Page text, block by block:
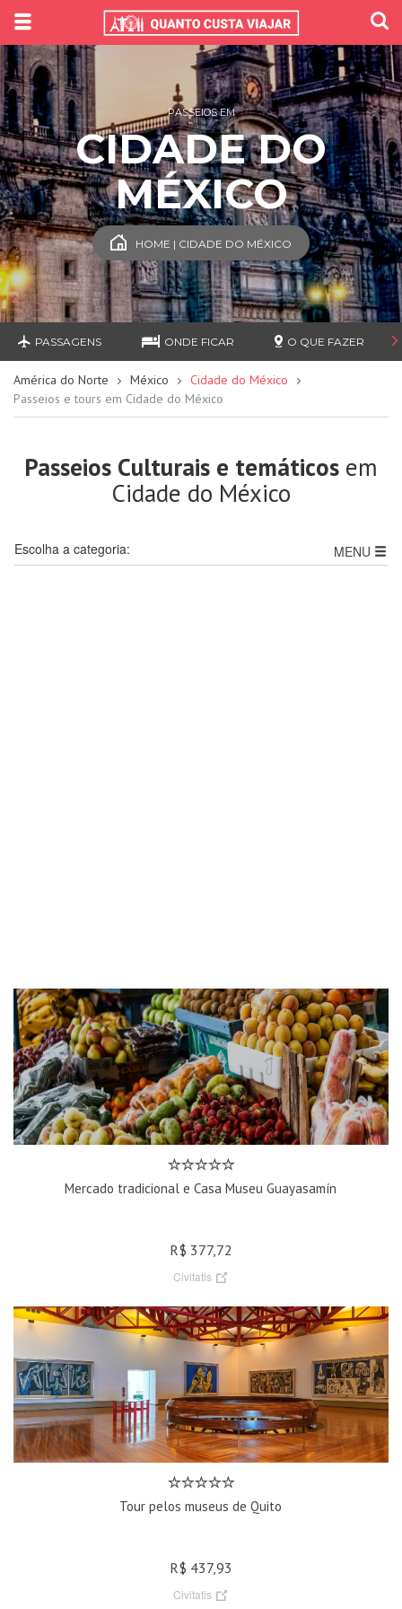
PASSEIOS EM
CIDADE DO
MÉXICO
HOME | CIDADE DO MÉXICO
PASSAGENS ONDE FICAR O QUE FAZER
América do Norte México
Cidade do México
Passeios e tours em Cidade do México
Passeios Culturais e temáticos em
Cidade do México
MENU
Escolha a categoria:
Mercado tradicional e Casa Museu Guayasamín
R$ 377,72
Civitatis
Tour pelos museus de Quito
R$ 437,93
Civitatis